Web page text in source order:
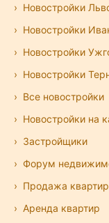
Новостройки
Новостройки
Новостройки
Новостройки
Все новостройки
Новостройки на
Застройщики
Форум
Продажа квартир
Аренда квартир